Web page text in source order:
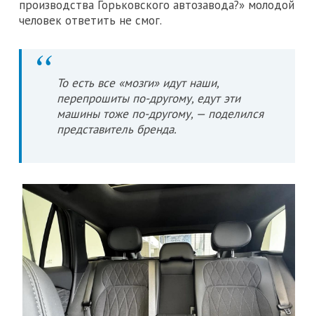
производства Горьковского автозавода?» молодой
человек ответить не смог.
То есть все «мозги» идут наши,
перепрошиты по-другому, едут эти
машины тоже по-другому, — поделился
представитель бренда.